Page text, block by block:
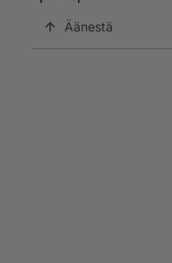
Äänestä